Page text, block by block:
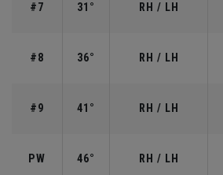
#7 31° RH / LH
#8 36° RH / LH
#9 41° RH / LH
PW 46° RH / LH